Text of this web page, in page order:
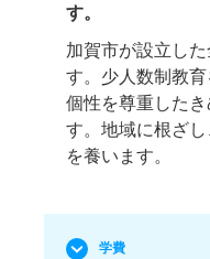
す。
加賀市が設立し
す。少人数制教
個性を尊重した
す。地域に根ざ
を養います。
学費